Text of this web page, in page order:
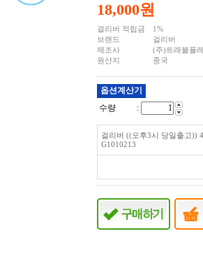
18,000원
걸리버 적립금
1%
브랜드
걸리버
제조사
(주)트래블플
원산지
중국
옵션계산기
수량 :
걸리버 ((오후3시 당일출고))
G1010213